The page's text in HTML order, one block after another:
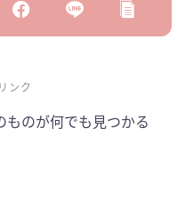
ンク
ものが何でも見つかる